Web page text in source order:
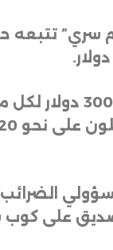
سري” تتبعه
.
الشبكة البريطانية التقت
صديق على